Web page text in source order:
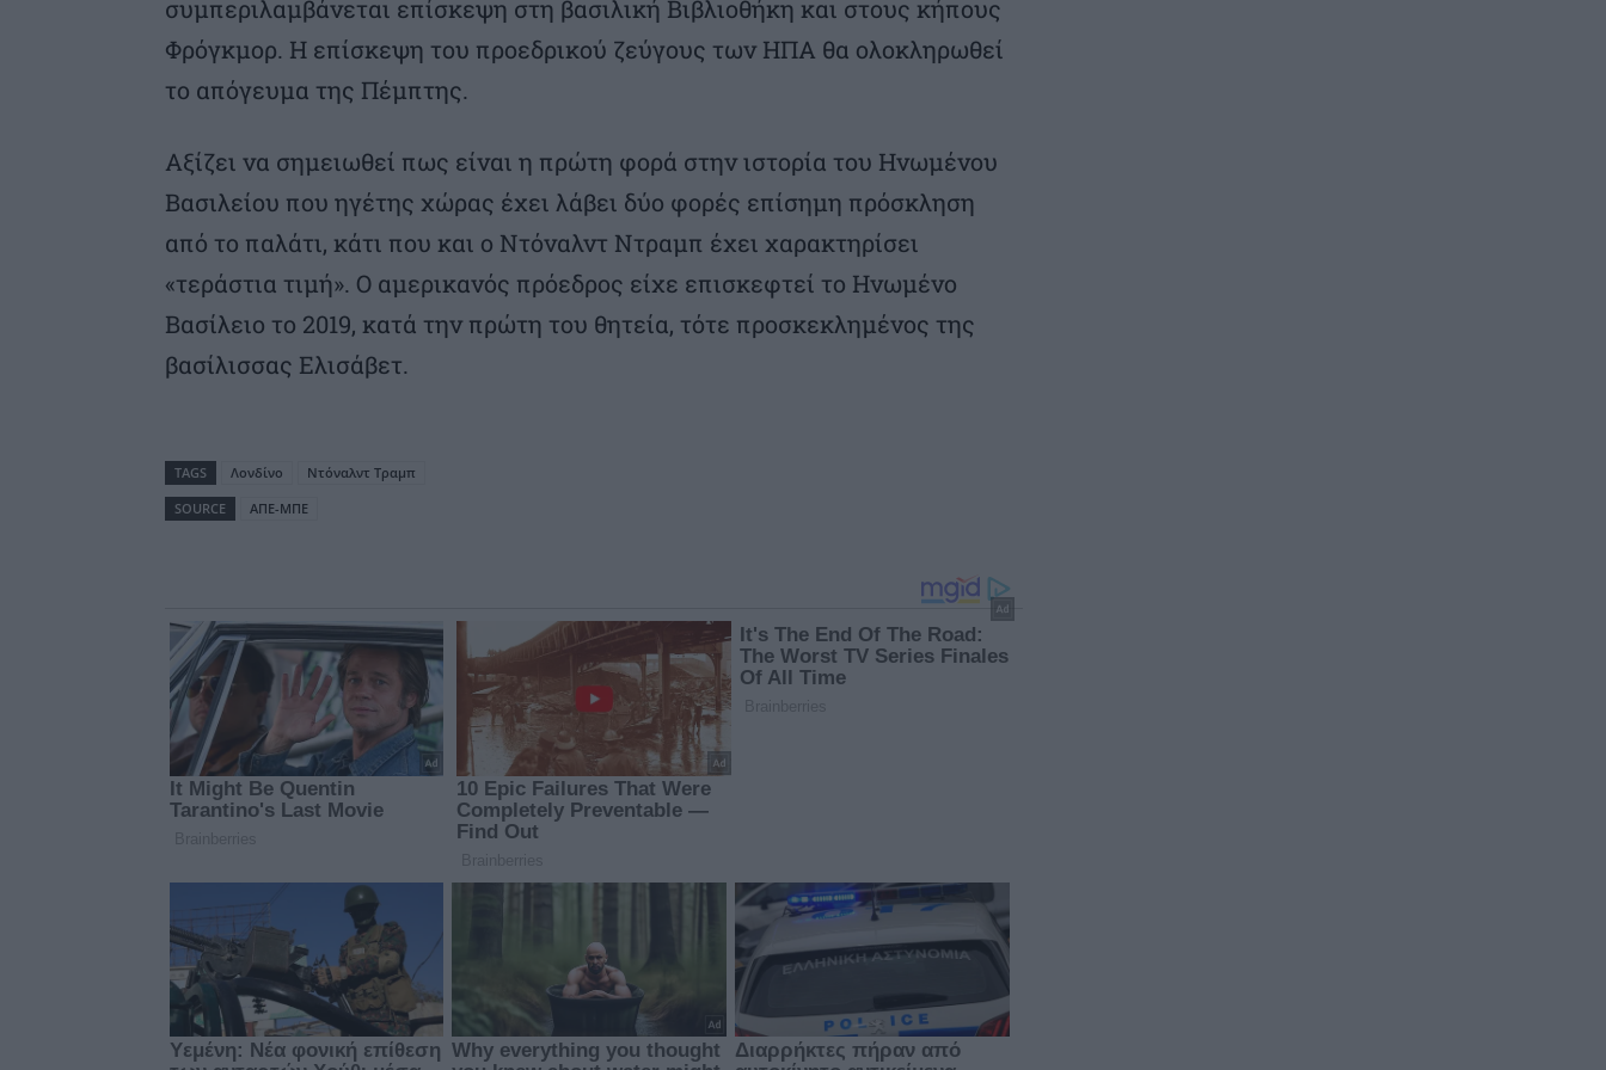
συμπεριλαμβάνεται επίσκεψη στη βασιλική Βιβλιοθήκη και στους κήπους
Φρόγκμορ. Η επίσκεψη του προεδρικού ζεύγους των ΗΠΑ θα ολοκληρωθεί
το απόγευμα της Πέμπτης.
Αξίζει να σημειωθεί πως είναι η πρώτη φορά στην ιστορία του Ηνωμένου
Βασιλείου που ηγέτης χώρας έχει λάβει δύο φορές επίσημη πρόσκληση
από το παλάτι, κάτι που και ο Ντόναλντ Ντραμπ έχει χαρακτηρίσει
«τεράστια τιμή». Ο αμερικανός πρόεδρος είχε επισκεφτεί το Ηνωμένο
Βασίλειο το 2019, κατά την πρώτη του θητεία, τότε προσκεκλημένος της
βασίλισσας Ελισάβετ.
TAGS Λονδίνο
Ντόναλντ Τραμπ
SOURCE
ΑΠΕ-ΜΠΕ